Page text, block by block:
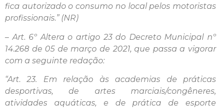
fica autorizado o consumo no local pelos motoristas
profissionais.” (NR)
– Art. 6º Altera o artigo 23 do Decreto Municipal nº
14.268 de 05 de março de 2021, que passa a vigorar
com a seguinte redação:
“Art. 23. Em relação às academias de práticas
desportivas, de artes marciais/congêneres,
atividades aquáticas, e de prática de esporte